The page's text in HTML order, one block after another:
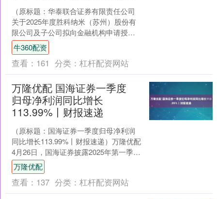
（原标题：华泰联合证券有限责任公司
关于2025年度胜科纳米（苏州）股份有
限公司及子公司拟向金融机构申请授信
额度及为子公司提供担保额度预计事项
的核查意见）牛360....
牛360配资
查看： 161 分类： 杠杆配资网站
万隆优配 国海证券一季度
归母净利润同比增长
113.99%丨财报速递
（原标题：国海证券一季度归母净利润
同比增长113.99%丨财报速递）万隆优配
4月26日，国海证券披露2025年第一季度
报告显示。数据显示，国海证券一季度
实现了....
万隆优配
查看： 137 分类： 杠杆配资网站